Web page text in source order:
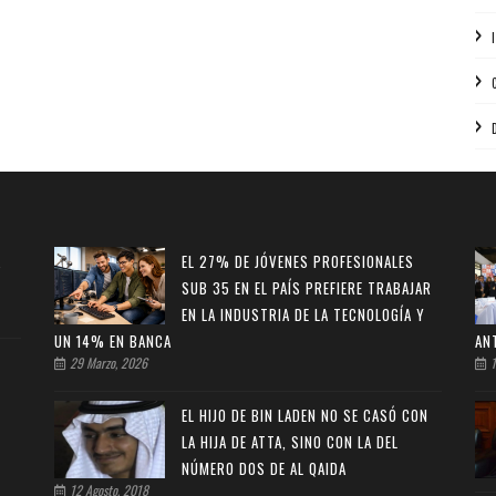
EL 27% DE JÓVENES PROFESIONALES
SUB 35 EN EL PAÍS PREFIERE TRABAJAR
EN LA INDUSTRIA DE LA TECNOLOGÍA Y
UN 14% EN BANCA
29 Marzo, 2026
EL HIJO DE BIN LADEN NO SE CASÓ CON
LA HIJA DE ATTA, SINO CON LA DEL
NÚMERO DOS DE AL QAIDA
12 Agosto, 2018